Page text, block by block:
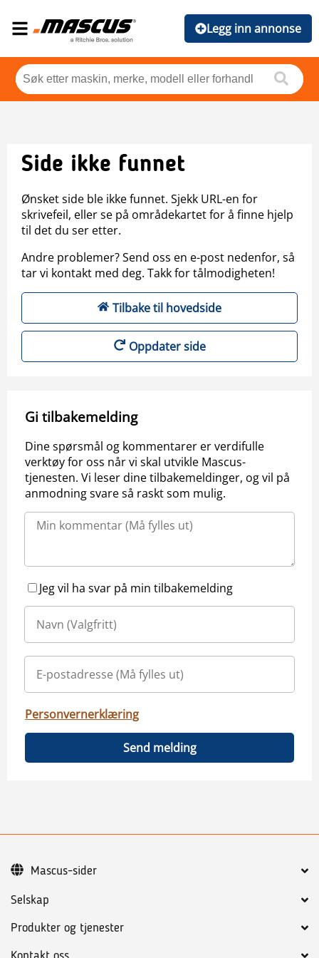
Legg inn annonse
Side ikke funnet
Ønsket side ble ikke funnet. Sjekk URL-en for
skrivefeil, eller se på områdekartet for å finne hjelp
til det du ser etter.
Andre problemer? Send oss en e-post nedenfor, så
tar vi kontakt med deg. Takk for tålmodigheten!
Tilbake til hovedside
Oppdater side
Gi tilbakemelding
Dine spørsmål og kommentarer er verdifulle
verktøy for oss når vi skal utvikle Mascus-
tjenesten. Vi leser dine tilbakemeldinger, og vil på
anmodning svare så raskt som mulig.
Jeg vil ha svar på min tilbakemelding
Personvernerklæring
Send melding
Selskap
Produkter og tjenester
Mascus-sider